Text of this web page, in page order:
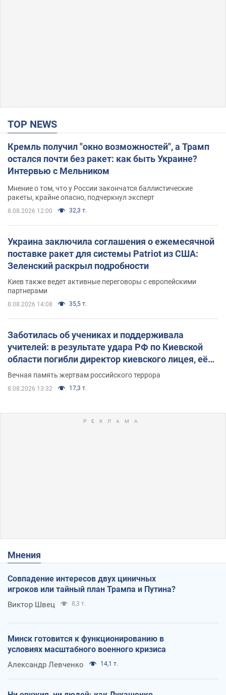
TOP NEWS
Кремль получил "окно возможностей", а Трамп
остался почти без ракет: как быть Украине?
Интервью с Мельником
Мнение о том, что у России закончатся баллистические
ракеты, крайне опасно, подчеркнул эксперт
8.08.2026 12:00 32,3 т.
Украина заключила соглашения о ежемесячной
поставке ракет для системы Patriot из США:
Зеленский раскрыл подробности
Киев также ведет активные переговоры с европейскими
партнерами
8.08.2026 14:08 35,5 т.
Заботилась об учениках и поддерживала
учителей: в результате удара РФ по Киевской
области погибли директор киевского лицея, её
муж и внук
Вечная память жертвам российского террора
8.08.2026 13:32 17,3 т.
Мнения
Совпадение интересов двух циничных
игроков или тайный план Трампа и Путина?
Виктор Швец 8,3 т.
Минск готовится к функционированию в
условиях масштабного военного кризиса
Александр Левченко 14,1 т.